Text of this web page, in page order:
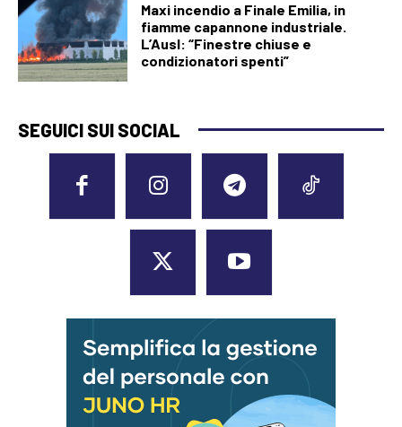
Maxi incendio a Finale Emilia, in
fiamme capannone industriale.
L’Ausl: “Finestre chiuse e
condizionatori spenti”
SEGUICI SUI SOCIAL